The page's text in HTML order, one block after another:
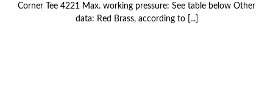
Corner Tee 4221 Max. working pressure: See table below Other
data: Red Brass, according to [...]